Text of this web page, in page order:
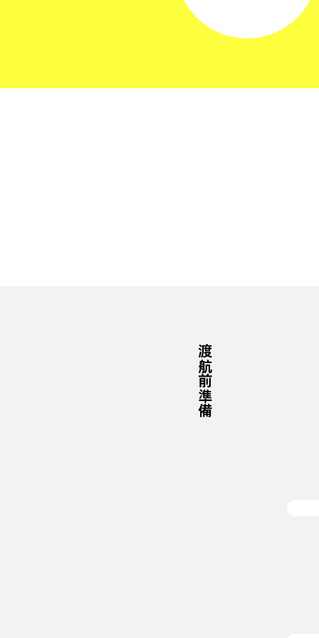
渡航前準備